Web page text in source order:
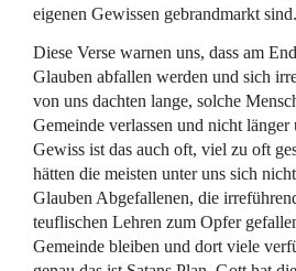
eigenen Gewissen gebrandmarkt
Diese Verse warnen uns, dass am
Glauben abfallen werden und sich
von uns dachten lange, solche
Gemeinde verlassen und nicht
Gewiss ist das auch oft, viel zu oft
hätten die meisten unter uns sich
Glauben Abgefallenen, die
teuflischen Lehren zum Opfer
Gemeinde bleiben und dort viele